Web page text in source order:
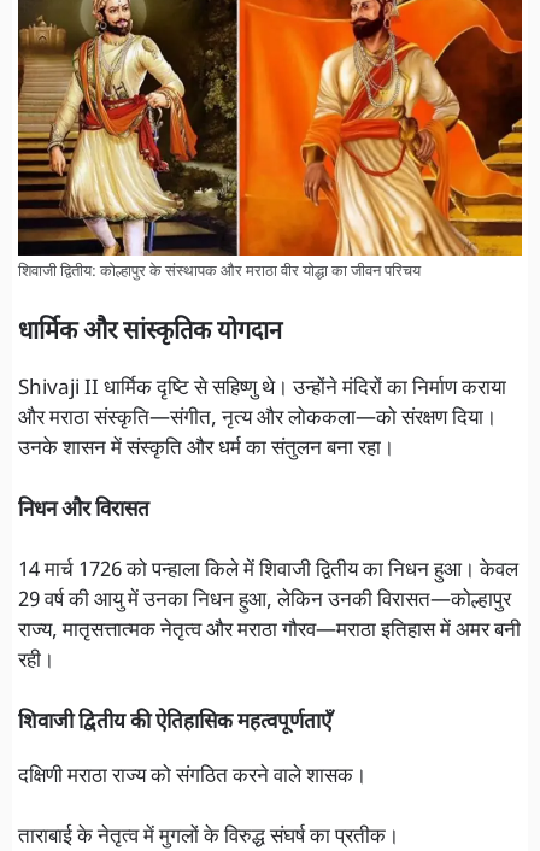
शिवाजी द्वितीय: कोल्हापुर के संस्थापक और मराठा वीर योद्धा का जीवन परिचय
धार्मिक और सांस्कृतिक योगदान
Shivaji II धार्मिक दृष्टि से सहिष्णु थे। उन्होंने मंदिरों का निर्माण कराया
और मराठा संस्कृति—संगीत, नृत्य और लोककला—को संरक्षण दिया।
उनके शासन में संस्कृति और धर्म का संतुलन बना रहा।
निधन और विरासत
14 मार्च 1726 को पन्हाला किले में शिवाजी द्वितीय का निधन हुआ। केवल
29 वर्ष की आयु में उनका निधन हुआ, लेकिन उनकी विरासत—कोल्हापुर
राज्य, मातृसत्तात्मक नेतृत्व और मराठा गौरव—मराठा इतिहास में अमर बनी
रही।
शिवाजी द्वितीय की ऐतिहासिक महत्वपूर्णताएँ
दक्षिणी मराठा राज्य को संगठित करने वाले शासक।
ताराबाई के नेतृत्व में मुगलों के विरुद्ध संघर्ष का प्रतीक।